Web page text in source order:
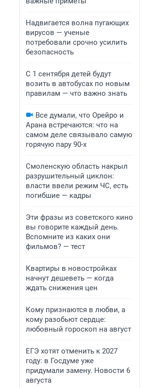
Надвигается волна пугающих
вирусов — ученые
потребовали срочно усилить
безопасность
С 1 сентября детей будут
возить в автобусах по новым
правилам — что важно знать
Все думали, что Орейро и
Арана встречаются: что на
самом деле связывало самую
горячую пару 90-х
Смоленскую область накрыл
разрушительный циклон:
власти ввели режим ЧС, есть
погибшие — кадры
Эти фразы из советского кино
вы говорите каждый день.
Вспомните из каких они
фильмов? — тест
Квартиры в новостройках
начнут дешеветь — когда
ждать снижения цен
Кому признаются в любви, а
кому разобьют сердце:
любовный гороскоп на август
ЕГЭ хотят отменить к 2027
году: в Госдуме уже
придумали замену. Новости 6
августа